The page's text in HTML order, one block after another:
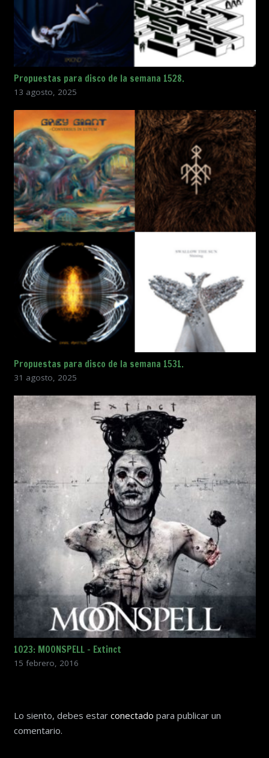
Propuestas para disco de la semana 1528.
13 agosto, 2025
Propuestas para disco de la semana 1531.
31 agosto, 2025
1023: MOONSPELL – Extinct
15 febrero, 2016
Lo siento, debes estar conectado para publicar un
comentario.